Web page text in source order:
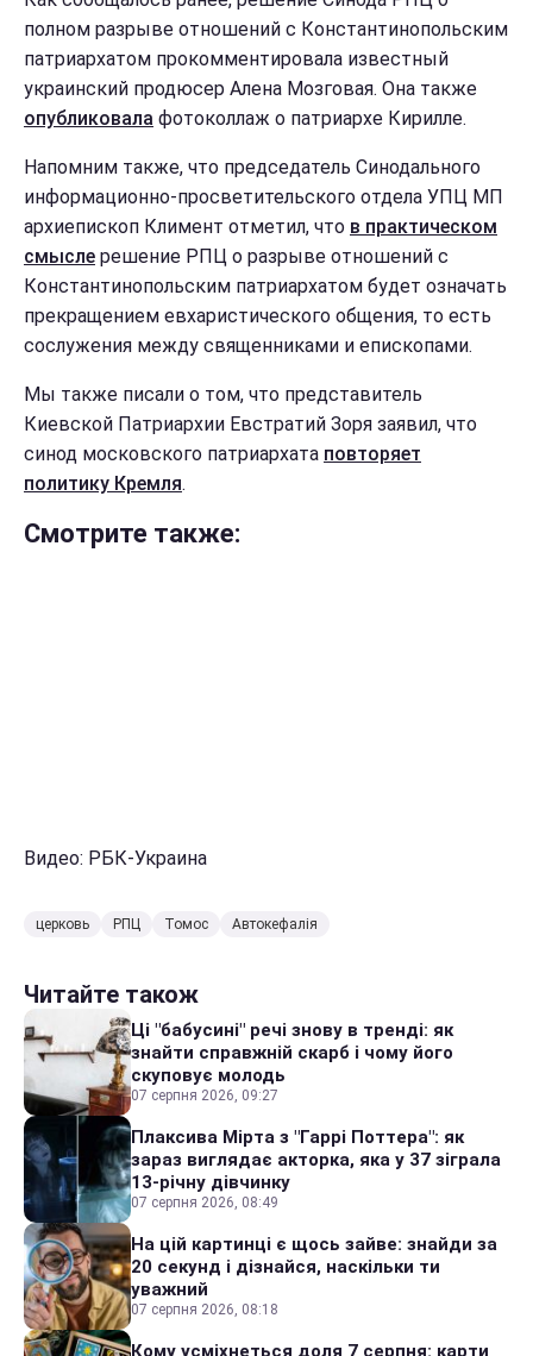
полном разрыве отношений с Константинопольским
патриархатом прокомментировала известный
украинский продюсер Алена Мозговая. Она также
опубликовала фотоколлаж о патриархе Кирилле.
Напомним также, что председатель Синодального
информационно-просветительского отдела УПЦ МП
архиепископ Климент отметил, что в практическом
смысле решение РПЦ о разрыве отношений с
Константинопольским патриархатом будет означать
прекращением евхаристического общения, то есть
сослужения между священниками и епископами.
Мы также писали о том, что представитель
Киевской Патриархии Евстратий Зоря заявил, что
синод московского патриархата повторяет
политику Кремля.
Смотрите также:
Видео: РБК-Украина
церковь РПЦ Томос Автокефалія
Читайте також
Ці "бабусині" речі знову в тренді: як
знайти справжній скарб і чому його
скуповує молодь
07 серпня 2026, 09:27
Плаксива Мірта з "Гаррі Поттера": як
зараз виглядає акторка, яка у 37 зіграла
13-річну дівчинку
07 серпня 2026, 08:49
На цій картинці є щось зайве: знайди за
20 секунд і дізнайся, наскільки ти
уважний
07 серпня 2026, 08:18